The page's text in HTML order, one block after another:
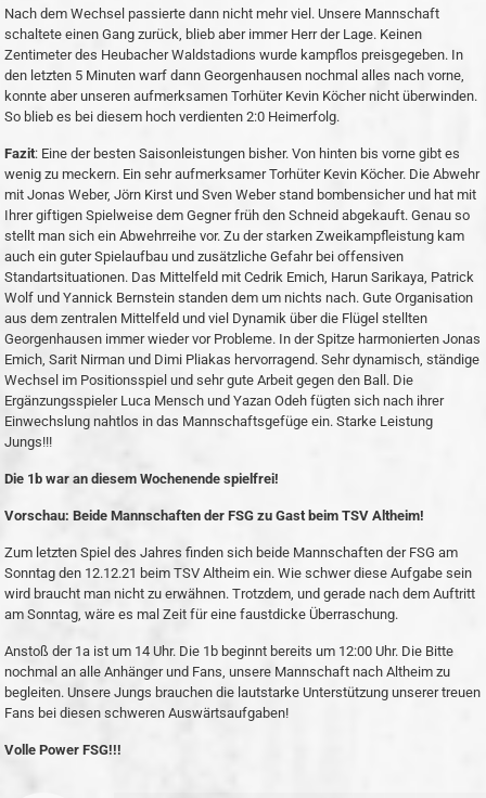
Nach dem Wechsel passierte dann nicht mehr viel. Unsere Mannschaft
schaltete einen Gang zurück, blieb aber immer Herr der Lage. Keinen
Zentimeter des Heubacher Waldstadions wurde kampflos preisgegeben. In
den letzten 5 Minuten warf dann Georgenhausen nochmal alles nach vorne,
konnte aber unseren aufmerksamen Torhüter Kevin Köcher nicht überwinden.
So blieb es bei diesem hoch verdienten 2:0 Heimerfolg.
Fazit: Eine der besten Saisonleistungen bisher. Von hinten bis vorne gibt es
wenig zu meckern. Ein sehr aufmerksamer Torhüter Kevin Köcher. Die Abwehr
mit Jonas Weber, Jörn Kirst und Sven Weber stand bombensicher und hat mit
Ihrer giftigen Spielweise dem Gegner früh den Schneid abgekauft. Genau so
stellt man sich ein Abwehrreihe vor. Zu der starken Zweikampfleistung kam
auch ein guter Spielaufbau und zusätzliche Gefahr bei offensiven
Standartsituationen. Das Mittelfeld mit Cedrik Emich, Harun Sarikaya, Patrick
Wolf und Yannick Bernstein standen dem um nichts nach. Gute Organisation
aus dem zentralen Mittelfeld und viel Dynamik über die Flügel stellten
Georgenhausen immer wieder vor Probleme. In der Spitze harmonierten Jonas
Emich, Sarit Nirman und Dimi Pliakas hervorragend. Sehr dynamisch, ständige
Wechsel im Positionsspiel und sehr gute Arbeit gegen den Ball. Die
Ergänzungsspieler Luca Mensch und Yazan Odeh fügten sich nach ihrer
Einwechslung nahtlos in das Mannschaftsgefüge ein. Starke Leistung
Jungs!!!
Die 1b war an diesem Wochenende spielfrei!
Vorschau: Beide Mannschaften der FSG zu Gast beim TSV Altheim!
Zum letzten Spiel des Jahres finden sich beide Mannschaften der FSG am
Sonntag den 12.12.21 beim TSV Altheim ein. Wie schwer diese Aufgabe sein
wird braucht man nicht zu erwähnen. Trotzdem, und gerade nach dem Auftritt
am Sonntag, wäre es mal Zeit für eine faustdicke Überraschung.
Anstoß der 1a ist um 14 Uhr. Die 1b beginnt bereits um 12:00 Uhr. Die Bitte
nochmal an alle Anhänger und Fans, unsere Mannschaft nach Altheim zu
begleiten. Unsere Jungs brauchen die lautstarke Unterstützung unserer treuen
Fans bei diesen schweren Auswärtsaufgaben!
Volle Power FSG!!!